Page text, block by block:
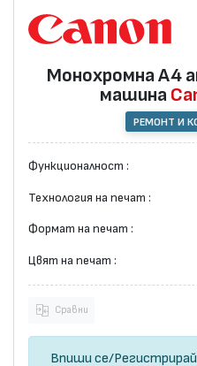
Монохромна А4
машина
РЕМОНТ И
Функционалност :
Технология на печат :
Формат на печат :
Цвят на печат :
Сравни
Впиши се/Регистрирай